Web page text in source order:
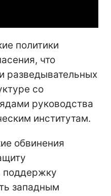
политики
что
разведывательных
со
руководства
институтам.
обвинения
поддержку
западным